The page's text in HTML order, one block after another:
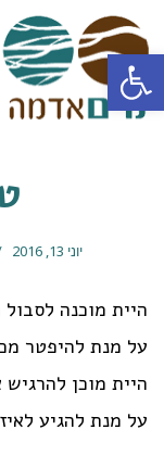
פתח סרגל נגישות
יוני 13, 2016
היית מוכנה
על מנת להיפטר
היית מוכן להרגיש
על מנת להגיע